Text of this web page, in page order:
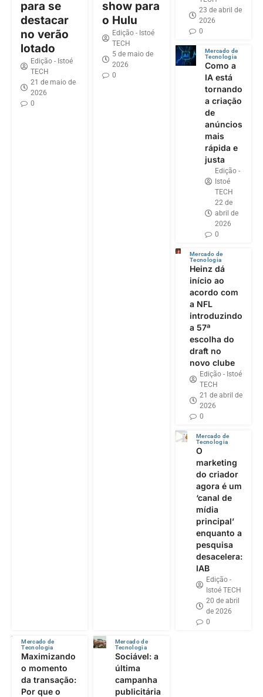
para se
destacar
no verão
lotado
Edição - Istoé
TECH
21 de maio de
2026
0
show para
o Hulu
Edição - Istoé
TECH
5 de maio de
2026
0
23 de abril de
2026
0
Mercado de
Tecnologia
Como a
IA está
tornando
a criação
de
anúncios
mais
rápida e
justa
Edição -
Istoé
TECH
22 de
abril de
2026
0
Mercado de
Tecnologia
Heinz dá
início ao
acordo com
a NFL
introduzindo
a 57ª
escolha do
draft no
novo clube
Edição - Istoé
TECH
21 de abril de
2026
0
Mercado de
Tecnologia
O
marketing
do criador
agora é um
‘canal de
mídia
principal’
enquanto a
pesquisa
desacelera:
IAB
Edição -
Istoé TECH
20 de abril
de 2026
0
Mercado de
Tecnologia
Maximizando
o momento
da transação:
Por que o
Mercado de
Tecnologia
Sociável: a
última
campanha
publicitária